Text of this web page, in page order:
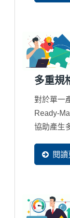
多重規
對於單一
Ready-
協助產生
取，並且
格檢索系
以輕鬆篩
的產品，
閱讀